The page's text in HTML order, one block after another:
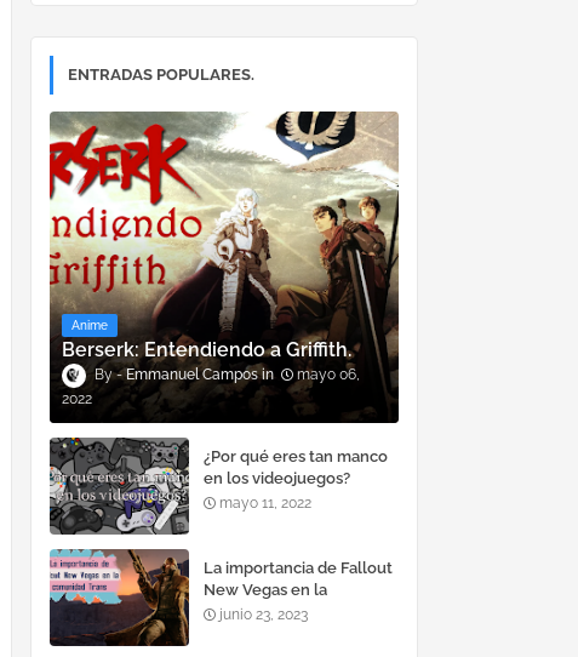
ENTRADAS POPULARES.
Anime
Berserk: Entendiendo a Griffith.
Emmanuel Campos
mayo 06,
2022
¿Por qué eres tan manco
en los videojuegos?
mayo 11, 2022
La importancia de Fallout
New Vegas en la
comunidad Trans
junio 23, 2023